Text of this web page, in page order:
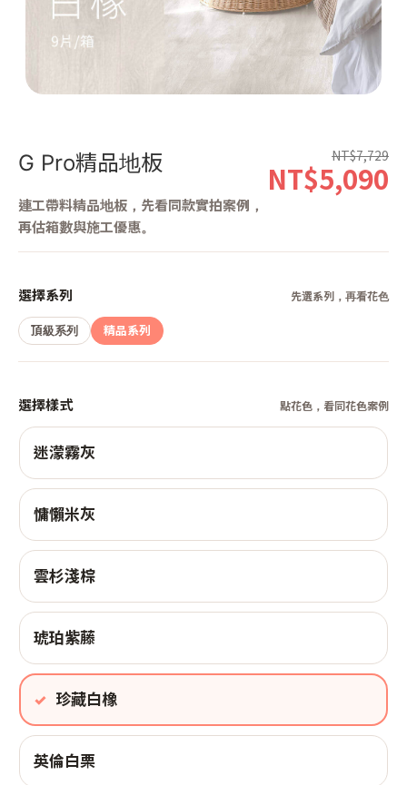
G Pro精品地板
連工帶料精品地板，先看同款實拍案例，
再估箱數與施工優惠。
NT$7,729
NT$5,090
選擇系列 先選系列，再看花色
頂級系列 精品系列
選擇樣式 點花色，看同花色案例
迷濛霧灰
慵懶米灰
雲杉淺棕
琥珀紫藤
珍藏白橡
英倫白栗